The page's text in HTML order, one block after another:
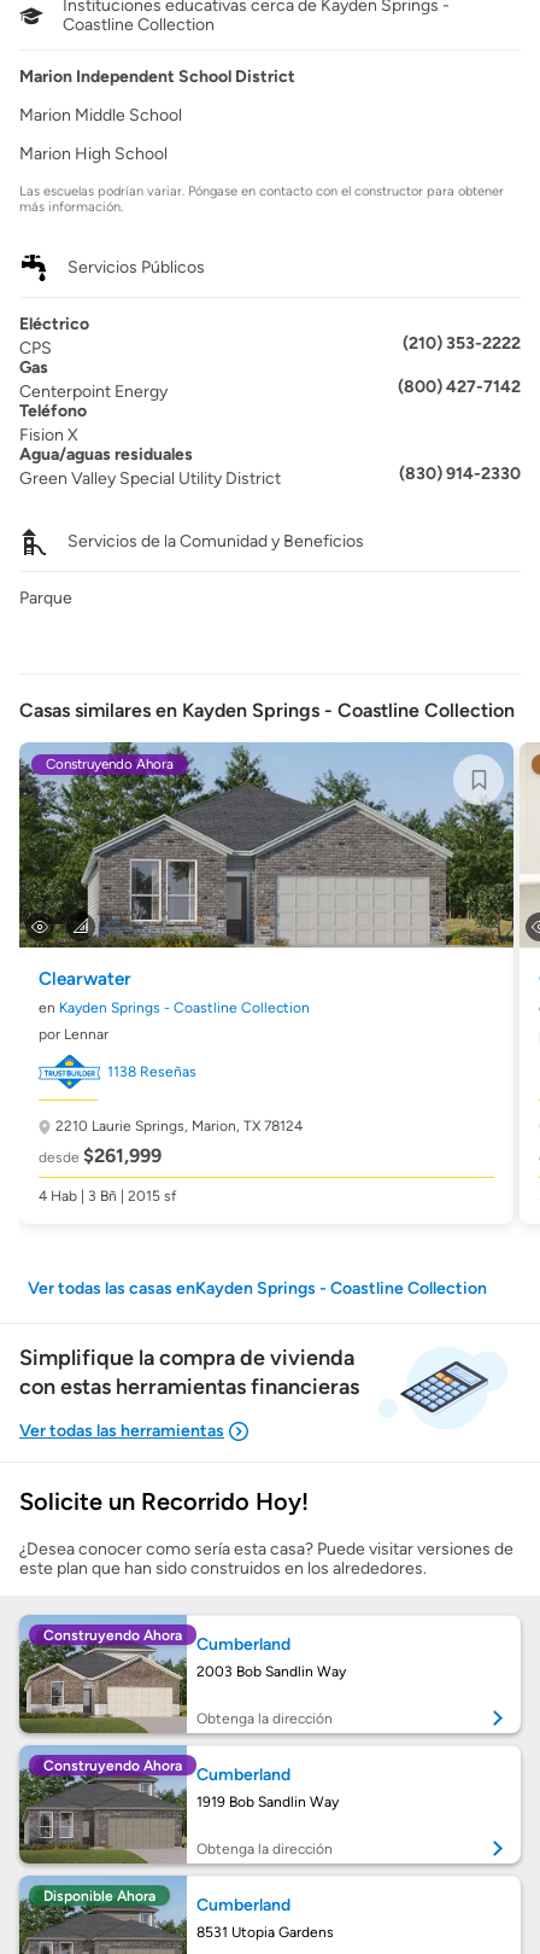
Instituciones educativas cerca de Kayden Springs -
Coastline Collection
Marion Independent School District
Marion Middle School
Marion High School
Las escuelas podrían variar. Póngase en contacto con el constructor para obtener
más información.
Servicios Públicos
Eléctrico
CPS
(210) 353-2222
Gas
Centerpoint Energy
(800) 427-7142
Teléfono
Fision X
Agua/aguas residuales
Green Valley Special Utility District
(830) 914-2330
Servicios de la Comunidad y Beneficios
Parque
Casas similares en Kayden Springs - Coastline Collection
Construyendo Ahora
Clearwater
en Kayden Springs - Coastline Collection
por Lennar
1138 Reseñas
2210 Laurie Springs, Marion, TX 78124
desde $261,999
4 Hab | 3 Bñ | 2015 sf
Ver todas las casas enKayden Springs - Coastline Collection
Simplifique la compra de vivienda
con estas herramientas financieras
Mostrarme lo que puedo pagar
Costos casa nueva vs. usada
Obtener mi puntaje de crédito
Calcular mi hipoteca
Obtener Aprobación Previa
Preparar mi casa para la venta
Seguro de propietarios
Solicite un Recorrido Hoy!
¿Desea conocer como sería esta casa? Puede visitar versiones de
este plan que han sido construidos en los alrededores.
Construyendo Ahora Cumberland
2003 Bob Sandlin Way
Obtenga la dirección
Construyendo Ahora Cumberland
1919 Bob Sandlin Way
Obtenga la dirección
Disponible Ahora Cumberland
8531 Utopia Gardens